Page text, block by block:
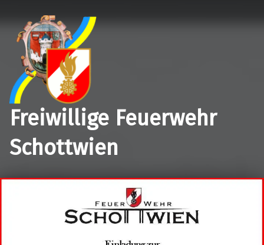
Freiwillige Feuerwehr
Schottwien